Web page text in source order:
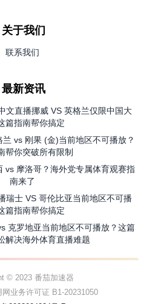
关于我们
联系我们
最新资讯
文直播挪威 VS 英格兰仅限中国大
篇指南帮你搞定
vs 刚果 (金)当前地区不可播放？
帮你突破所有限制
vs 摩洛哥？海外党专属体育观赛指
南来了
瑞士 VS 哥伦比亚当前地区不可播
篇指南帮你搞定
克罗地亚当前地区不可播放？这篇
解决海外体育直播难题
© 2023 番茄加速器
业务许可证 B1-20231050